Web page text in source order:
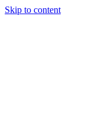
Skip to content